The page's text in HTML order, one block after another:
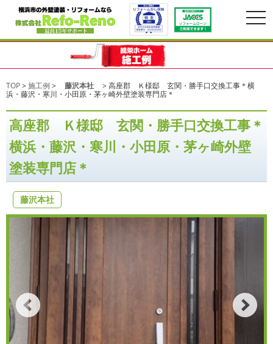
TOP>施工例 > 藤沢本社 >高座郡 Ｋ様邸 玄関・勝手口交換工事＊横
浜・藤沢・寒川・小田原・茅ヶ崎外壁塗装専門店＊
高座郡 Ｋ様邸 玄関・勝手口交換工事＊
横浜・藤沢・寒川・小田原・茅ヶ崎外壁
塗装専門店＊
藤沢本社